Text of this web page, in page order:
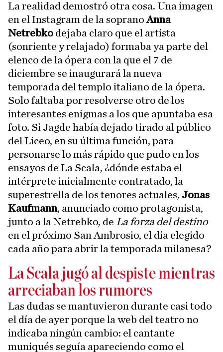
La realidad demostró otra cosa. Una imagen
en el Instagram de la sopranoAnna
Netrebko dejaba claro que el artista
(sonriente y relajado) formaba ya parte del
elenco de la ópera con la que el 7 de
diciembre se inaugurará la nueva
temporada del templo italiano de la ópera.
Solo faltaba por resolverse otro de los
interesantes enigmas a los que apuntaba esa
foto. Si Jagde había dejado tirado al público
del Liceo, en su última función, para
personarse lo más rápido que pudo en los
ensayos de La Scala, ¿dónde estaba el
intérprete inicialmente contratado, la
superestrella de los tenores actuales, Jonas
Kaufmann, anunciado como protagonista,
junto a la Netrebko, de La forza del destino
en el próximo San Ambrosio, el día elegido
cada año para abrir la temporada milanesa?
La Scala jugó al despiste mientras
arreciaban los rumores
Las dudas se mantuvieron durante casi todo
el día de ayer porque la web del teatro no
indicaba ningún cambio: el cantante
muniqués seguía apareciendo como el